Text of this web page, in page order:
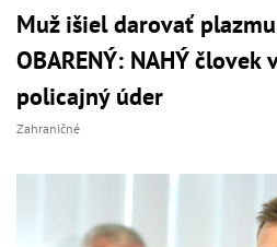
Muž išiel darovať
OBARENÝ: NAHÝ človek
policajný úder
Zahraničné